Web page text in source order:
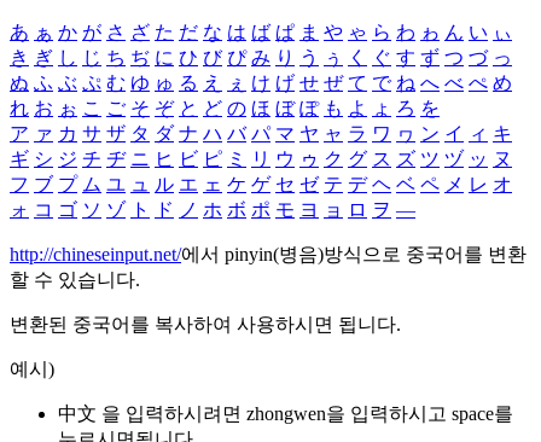
あ ぁ か が さ ざ た だ な は ば ぱ ま や ゃ ら わ ゎ ん い ぃ
き ぎ し じ ち ぢ に ひ び ぴ み り う ぅ く ぐ す ず つ づ っ
ぬ ふ ぶ ぷ む ゆ ゅ る え ぇ け げ せ ぜ て で ね へ べ ぺ め
れ お ぉ こ ご そ ぞ と ど の ほ ぼ ぽ も よ ょ ろ を
ア ァ カ サ ザ タ ダ ナ ハ バ パ マ ヤ ャ ラ ワ ヮ ン イ ィ キ
ギ シ ジ チ ヂ ニ ヒ ビ ピ ミ リ ウ ゥ ク グ ス ズ ツ ヅ ッ ヌ
フ ブ プ ム ユ ュ ル エ ェ ケ ゲ セ ゼ テ デ ヘ ベ ペ メ レ オ
ォ コ ゴ ソ ゾ ト ド ノ ホ ボ ポ モ ヨ ョ ロ ヲ ―
http://chineseinput.net/에서 pinyin(병음)방식으로 중국어를 변환
할 수 있습니다.
변환된 중국어를 복사하여 사용하시면 됩니다.
예시)
中文 을 입력하시려면 zhongwen을 입력하시고 space를